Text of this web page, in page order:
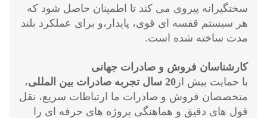
سختگیرانه پیروی می کند تا اطمینان حاصل شود که
هر سیستم قفسه ای قوی، پایدار،و برای عملکرد بلند
مدت ساخته شده است.
کارشناسان فروش و صادرات جهانی
با حمایت بیش از 20 سال تجربه صادرات بین المللی
،
متخصصان فروش و صادرات ما ارتباطات سریع، نقل
قول های دقیق و هماهنگی پروژه های حرفه ای را